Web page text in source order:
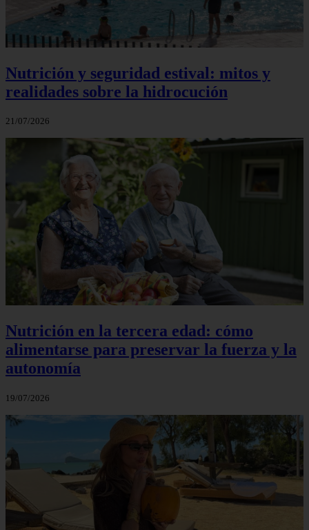
Nutrición y seguridad estival: mitos y
realidades sobre la hidrocución
21/07/2026
Nutrición en la tercera edad: cómo
alimentarse para preservar la fuerza y la
autonomía
19/07/2026